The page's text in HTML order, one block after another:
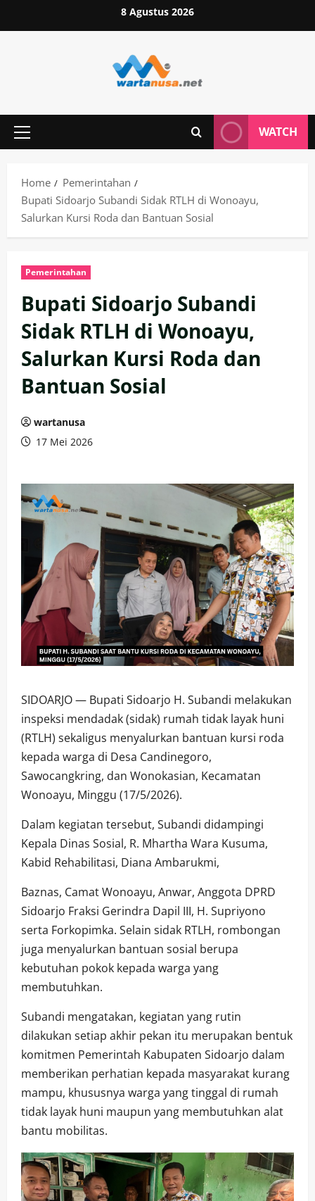
to
8 Agustus 2026
Primary
WATCH
Home
Pemerintahan
Bupati Sidoarjo Subandi Sidak RTLH di Wonoayu,
Salurkan Kursi Roda dan Bantuan Sosial
Pemerintahan
Bupati Sidoarjo Subandi
Sidak RTLH di Wonoayu,
Salurkan Kursi Roda dan
Bantuan Sosial
wartanusa
17 Mei 2026
SIDOARJO — Bupati Sidoarjo H. Subandi melakukan
inspeksi mendadak (sidak) rumah tidak layak huni
(RTLH) sekaligus menyalurkan bantuan kursi roda
kepada warga di Desa Candinegoro,
Sawocangkring, dan Wonokasian, Kecamatan
Wonoayu, Minggu (17/5/2026).
Dalam kegiatan tersebut, Subandi didampingi
Kepala Dinas Sosial, R. Mhartha Wara Kusuma,
Kabid Rehabilitasi, Diana Ambarukmi,
Baznas, Camat Wonoayu, Anwar, Anggota DPRD
Sidoarjo Fraksi Gerindra Dapil III, H. Supriyono
serta Forkopimka. Selain sidak RTLH, rombongan
juga menyalurkan bantuan sosial berupa
kebutuhan pokok kepada warga yang
membutuhkan.
Subandi mengatakan, kegiatan yang rutin
dilakukan setiap akhir pekan itu merupakan bentuk
komitmen Pemerintah Kabupaten Sidoarjo dalam
memberikan perhatian kepada masyarakat kurang
mampu, khususnya warga yang tinggal di rumah
tidak layak huni maupun yang membutuhkan alat
bantu mobilitas.